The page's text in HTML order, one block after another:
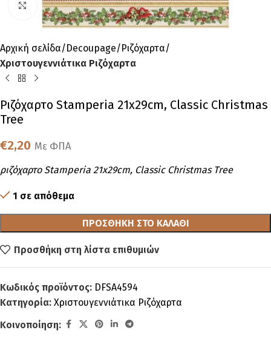
Click to enlarge
Αρχική σελίδα Decoupage Ριζόχαρτα
Χριστουγεννιάτικα Ριζόχαρτα
Ριζόχαρτο Stamperia 21x29cm, Classic Christmas
Tree
€2,20 Με ΦΠΑ
ριζόχαρτο Stamperia 21x29cm, Classic Christmas Tree
1 σε απόθεμα
ΠΡΟΣΘΉΚΗ ΣΤΟ ΚΑΛΆΘΙ
Προσθήκη στη λίστα επιθυμιών
Κωδικός προϊόντος: DFSA4594
Κατηγορία: Χριστουγεννιάτικα Ριζόχαρτα
Κοινοποίηση: